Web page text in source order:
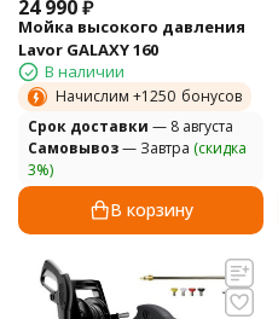
24 990₽
Мойка высокого давления
Lavor GALAXY 160
В наличии
Начислим +1250 бонусов
Cрок доставки — 8 августа
Самовывоз— Завтра (скидка
3%)
В корзину